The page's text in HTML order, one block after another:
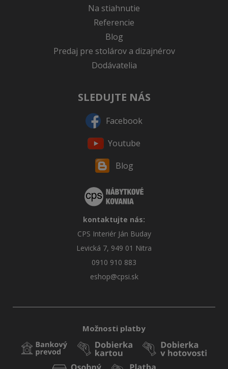
Na stiahnutie
Referencie
Blog
Predaj pre stolárov a dizajnérov
Dodávatelia
SLEDUJTE NÁS
Facebook
Youtube
Blog
kontaktujte nás:
CPS Interiér Ján Buday
Levická 7, 949 01 Nitra
0910 910 883
eshop@cpsi.sk
Možnosti platby